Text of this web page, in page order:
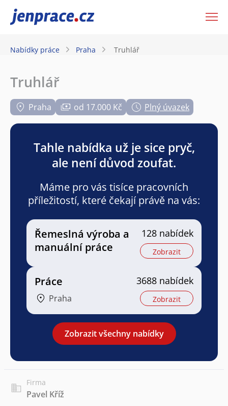
JenPráce.cz
Nabídky práce Praha Truhlář
Truhlář
Praha od 17.000 Kč Plný úvazek
Tahle nabídka už je sice pryč,
ale není důvod zoufat.
Máme pro vás tisíce pracovních
příležitostí, které čekají právě na vás:
Řemeslná výroba a
manuální práce
128 nabídek
Zobrazit
Práce
Praha
3688 nabídek
Zobrazit
Zobrazit všechny nabídky
Firma
Pavel Kříž